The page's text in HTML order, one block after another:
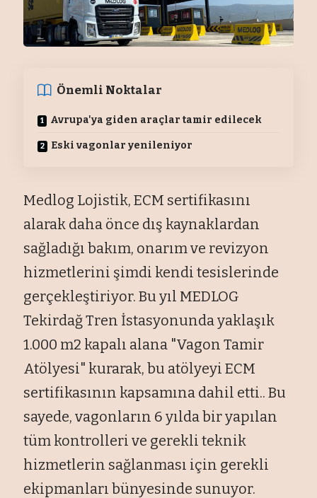
Önemli Noktalar
Avrupa'ya giden araçlar tamir edilecek
Eski vagonlar yenileniyor
Medlog Lojistik, ECM sertifikasını
alarak daha önce dış kaynaklardan
sağladığı bakım, onarım ve revizyon
hizmetlerini şimdi kendi tesislerinde
gerçekleştiriyor. Bu yıl MEDLOG
Tekirdağ Tren İstasyonunda yaklaşık
1.000 m2 kapalı alana "Vagon Tamir
Atölyesi" kurarak, bu atölyeyi ECM
sertifikasının kapsamına dahil etti.. Bu
sayede, vagonların 6 yılda bir yapılan
tüm kontrolleri ve gerekli teknik
hizmetlerin sağlanması için gerekli
ekipmanları bünyesinde sunuyor.